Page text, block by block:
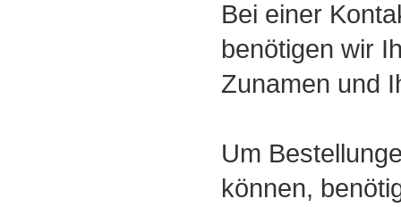
Bei einer
benötigen wir
Zunamen und
Um
können,